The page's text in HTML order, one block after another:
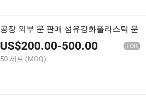
공장 외부 문 판매 섬유강화플라스틱 문
US$200.00-500.00 FOB
50 세트 (MOQ)